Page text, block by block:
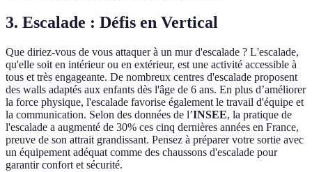
3. Escalade : Défis en Vertical
Que diriez-vous de vous attaquer à un mur d'escalade ? L'escalade,
qu'elle soit en intérieur ou en extérieur, est une activité accessible à
tous et très engageante. De nombreux centres d'escalade proposent
des walls adaptés aux enfants dès l'âge de 6 ans. En plus d’améliorer
la force physique, l'escalade favorise également le travail d'équipe et
la communication. Selon des données de l’INSEE, la pratique de
l'escalade a augmenté de 30% ces cinq dernières années en France,
preuve de son attrait grandissant. Pensez à préparer votre sortie avec
un équipement adéquat comme des chaussons d'escalade pour
garantir confort et sécurité.